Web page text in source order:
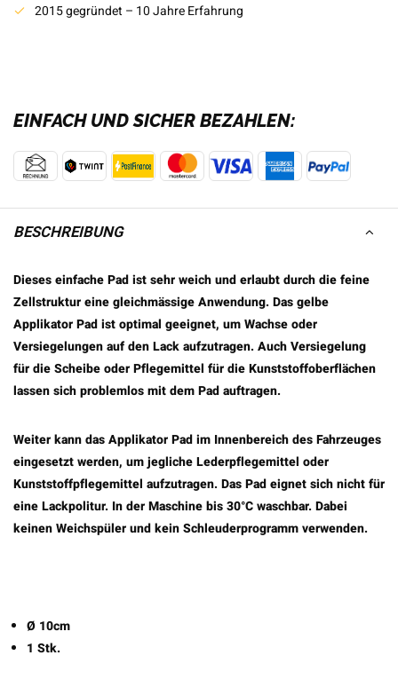
2015 gegründet – 10 Jahre Erfahrung
EINFACH UND SICHER BEZAHLEN:
BESCHREIBUNG
Dieses einfache Pad ist sehr weich und erlaubt durch die feine
Zellstruktur eine gleichmässige Anwendung. Das gelbe
Applikator Pad ist optimal geeignet, um Wachse oder
Versiegelungen auf den Lack aufzutragen. Auch Versiegelung
für die Scheibe oder Pflegemittel für die Kunststoffoberflächen
lassen sich problemlos mit dem Pad auftragen.
Weiter kann das Applikator Pad im Innenbereich des Fahrzeuges
eingesetzt werden, um jegliche Lederpflegemittel oder
Kunststoffpflegemittel aufzutragen. Das Pad eignet sich nicht für
eine Lackpolitur. In der Maschine bis 30°C waschbar. Dabei
keinen Weichspüler und kein Schleuderprogramm verwenden.
Ø 10cm
1 Stk.